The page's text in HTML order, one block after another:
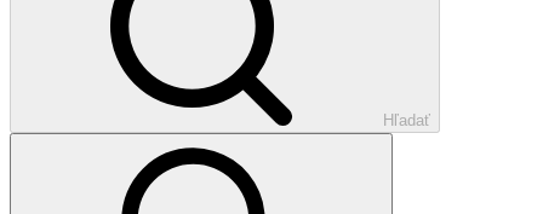
Hľadať